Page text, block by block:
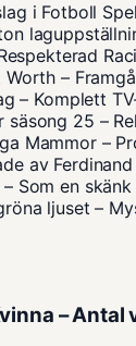
i Fotboll
Worth –
– Komplett
säsong 25 –
Mammor –
av
Som en
ljuset –
–